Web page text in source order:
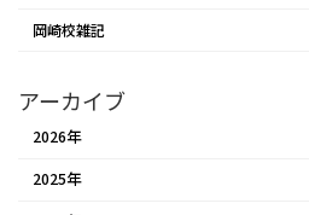
岡崎校雑記
アーカイブ
2026年
2025年